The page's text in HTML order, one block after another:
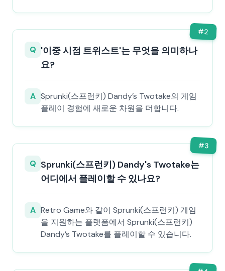
#2
Q '이중 시점 트위스트'는 무엇을 의미하나
요?
A Sprunki(스프런키) Dandy’s Twotake의 게임
플레이 경험에 새로운 차원을 더합니다.
#3
Q Sprunki(스프런키) Dandy's Twotake는
어디에서 플레이할 수 있나요?
A Retro Game와 같이 Sprunki(스프런키) 게임
을 지원하는 플랫폼에서 Sprunki(스프런키)
Dandy’s Twotake를 플레이할 수 있습니다.